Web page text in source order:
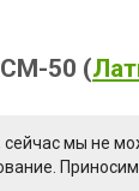
50 (
мы не
Приносим